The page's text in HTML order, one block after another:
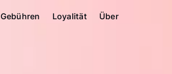
Gebühren Loyalität Über